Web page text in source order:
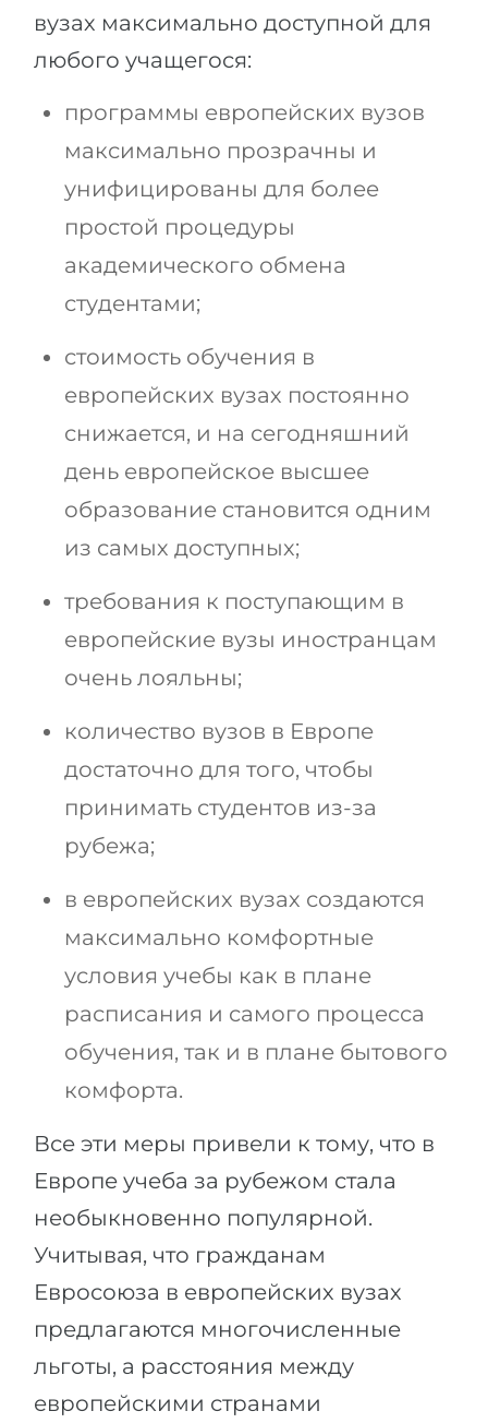
вузах максимально доступной для
любого учащегося:
программы европейских вузов
максимально прозрачны и
унифицированы для более
простой процедуры
академического обмена
студентами;
стоимость обучения в
европейских вузах постоянно
снижается, и на сегодняшний
день европейское высшее
образование становится одним
из самых доступных;
требования к поступающим в
европейские вузы иностранцам
очень лояльны;
количество вузов в Европе
достаточно для того, чтобы
принимать студентов из-за
рубежа;
в европейских вузах создаются
максимально комфортные
условия учебы как в плане
расписания и самого процесса
обучения, так и в плане бытового
комфорта.
Все эти меры привели к тому, что в
Европе учеба за рубежом стала
необыкновенно популярной.
Учитывая, что гражданам
Евросоюза в европейских вузах
предлагаются многочисленные
льготы, а расстояния между
европейскими странами